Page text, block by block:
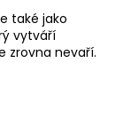
také jako
vytváří
zrovna nevaří.